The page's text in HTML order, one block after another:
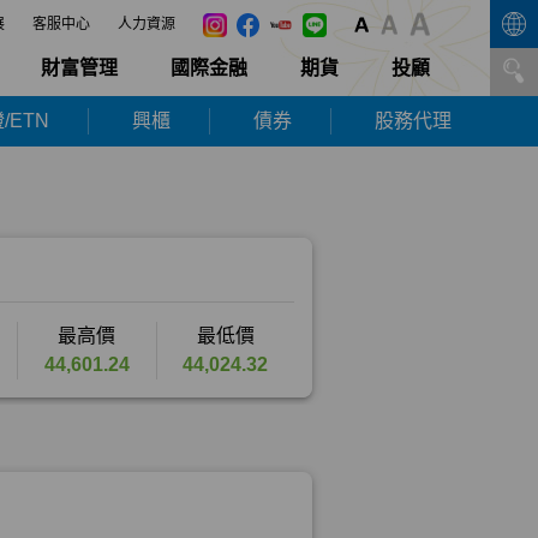
客服中心 人力資源
財富管理 國際金融 期貨 投顧
ETN 興櫃 債券 股務代理